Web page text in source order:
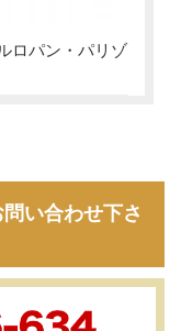
ロパン・パリゾ
い合わせ下さ